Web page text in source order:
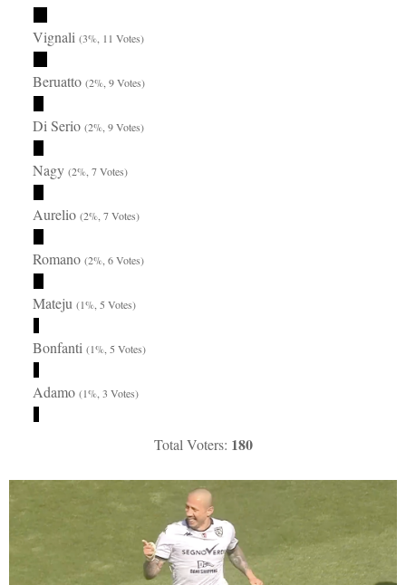
Vignali(3%, 11 Votes)
Beruatto(2%, 9 Votes)
Di Serio(2%, 9 Votes)
Nagy(2%, 7 Votes)
Aurelio(2%, 7 Votes)
Romano(2%, 6 Votes)
Mateju(1%, 5 Votes)
Bonfanti(1%, 5 Votes)
Adamo(1%, 3 Votes)
Total Voters: 180